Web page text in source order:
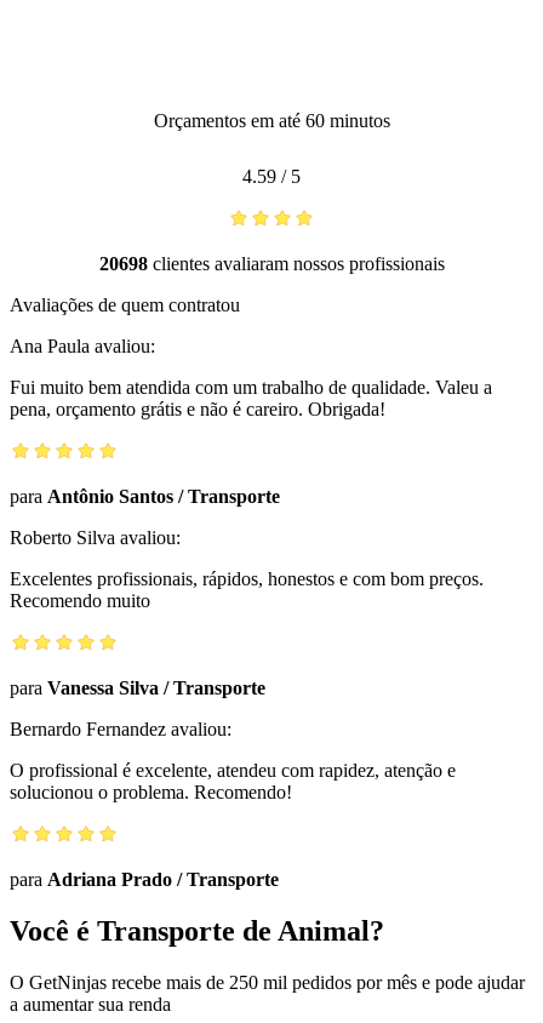
Orçamentos em até 60 minutos
4.59 / 5
20698clientes avaliaram nossos profissionais
Avaliações de quem contratou
Ana Paula avaliou:
Fui muito bem atendida com um trabalho de qualidade. Valeu a
pena, orçamento grátis e não é careiro. Obrigada!
para Antônio Santos /Transporte
Roberto Silva avaliou:
Excelentes profissionais, rápidos, honestos e com bom preços.
Recomendo muito
para Vanessa Silva /Transporte
Bernardo Fernandez avaliou:
O profissional é excelente, atendeu com rapidez, atenção e
solucionou o problema. Recomendo!
para Adriana Prado /Transporte
Você é Transporte de Animal?
O GetNinjas recebe mais de 250 mil pedidos por mês e pode ajudar
a aumentar sua renda